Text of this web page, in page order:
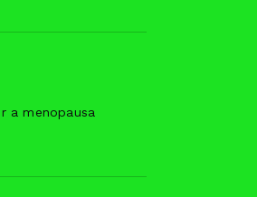
a menopausa